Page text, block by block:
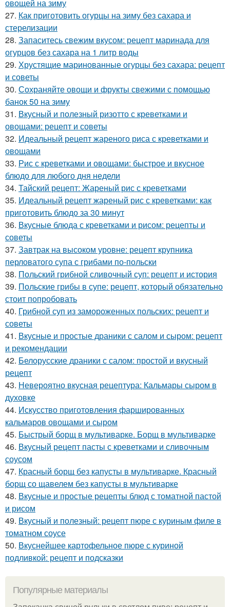
овощей на зиму
27. Как приготовить огурцы на зиму без сахара и
стерелизации
28. Запаситесь свежим вкусом: рецепт маринада для
огурцов без сахара на 1 литр воды
29. Хрустящие маринованные огурцы без сахара: рецепт
и советы
30. Сохраняйте овощи и фрукты свежими с помощью
банок 50 на зиму
31. Вкусный и полезный ризотто с креветками и
овощами: рецепт и советы
32. Идеальный рецепт жареного риса с креветками и
овощами
33. Рис с креветками и овощами: быстрое и вкусное
блюдо для любого дня недели
34. Тайский рецепт: Жареный рис с креветками
35. Идеальный рецепт жареный рис с креветками: как
приготовить блюдо за 30 минут
36. Вкусные блюда с креветками и рисом: рецепты и
советы
37. Завтрак на высоком уровне: рецепт крупника
перловатого супа с грибами по-польски
38. Польский грибной сливочный суп: рецепт и история
39. Польские грибы в супе: рецепт, который обязательно
стоит попробовать
40. Грибной суп из замороженных польских: рецепт и
советы
41. Вкусные и простые драники с салом и сыром: рецепт
и рекомендации
42. Белорусские драники с салом: простой и вкусный
рецепт
43. Невероятно вкусная рецептура: Кальмары сыром в
духовке
44. Искусство приготовления фаршированных
кальмаров овощами и сыром
45. Быстрый борщ в мультиварке. Борщ в мультиварке
46. Вкусный рецепт пасты с креветками и сливочным
соусом
47. Красный борщ без капусты в мультиварке. Красный
борщ со щавелем без капусты в мультиварке
48. Вкусные и простые рецепты блюд с томатной пастой
и рисом
49. Вкусный и полезный: рецепт пюре с куриным филе в
томатном соусе
50. Вкуснейшее картофельное пюре с куриной
подливкой: рецепт и подсказки
Популярные материалы